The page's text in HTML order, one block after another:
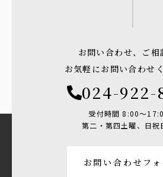
お問い合わせ、ご相
お気軽にお問い合わせ
024-922-
受付時間 8:00〜
第二・第四土曜、日祝
お問い合わせフォ